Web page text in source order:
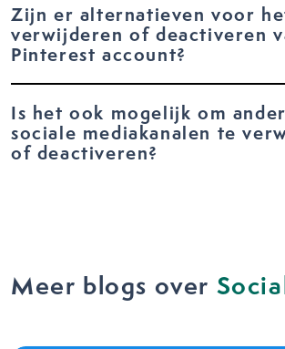
Zijn er alternatieven voor
verwijderen of deactiveren
Pinterest account?
Is het ook mogelijk om
sociale mediakanalen te
of deactiveren?
Meer blogs over